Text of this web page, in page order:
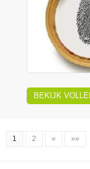
BEKIJK
1 2 » »»